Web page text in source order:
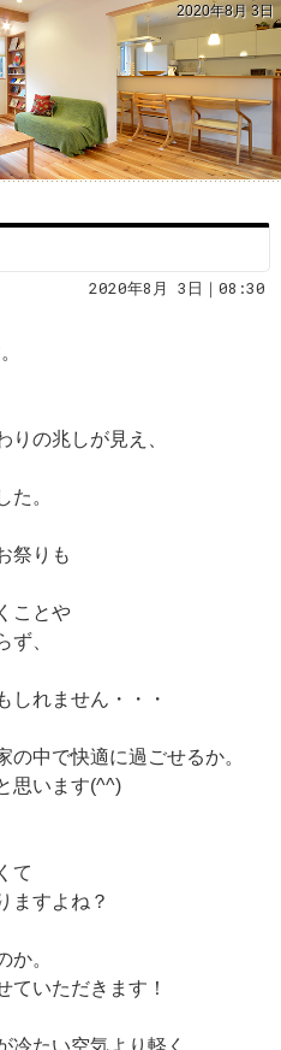
2020年8月 3日
2020年8月 3日｜08:30
りの兆しが見え、
た。
祭りも
ことや
ず、
しれません・・・
中で快適に過ごせるか。
思います(^^)
て
ますよね？
か。
ていただきます！